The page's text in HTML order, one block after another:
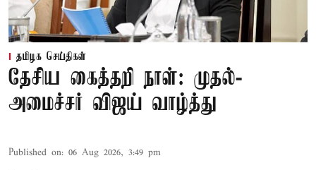
தமிழக செய்திகள்
தேசிய கைத்தறி நாள்: முதல்-
அமைச்சர் விஜய் வாழ்த்து
Published on: 06 Aug 2026, 3:49 pm